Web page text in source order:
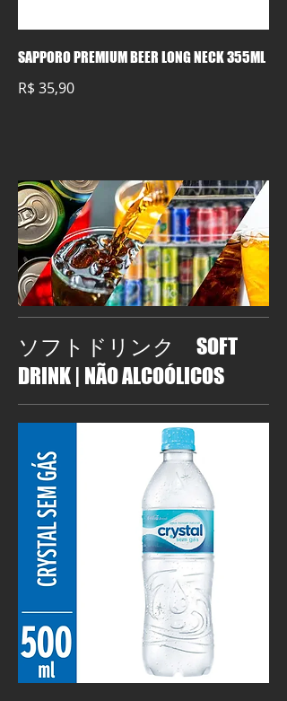
SAPPORO PREMIUM BEER LONG NECK 355ML
R$ 35,90
ソフトドリンク SOFT
DRINK | NÃO ALCOÓLICOS